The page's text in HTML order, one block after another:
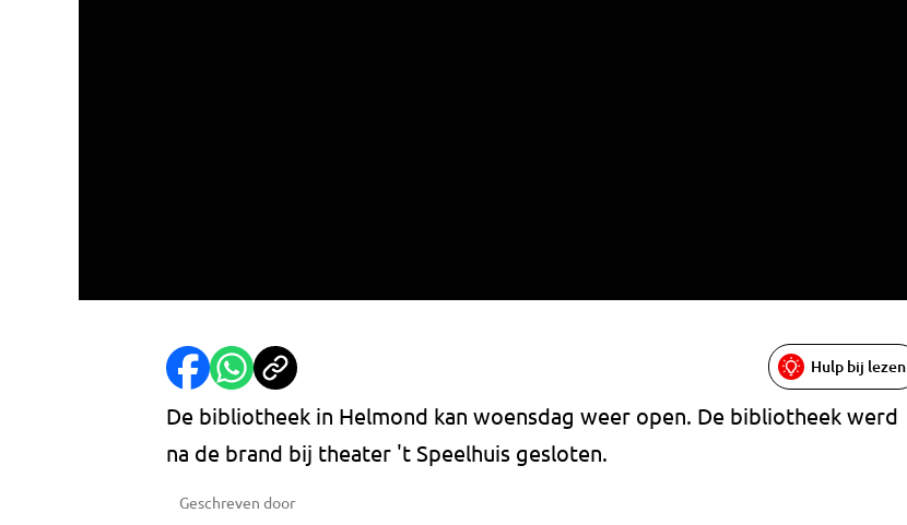
Hulp bij lezen
De bibliotheek in Helmond kan woensdag weer open. De bibliotheek werd
na de brand bij theater 't Speelhuis gesloten.
Geschreven door